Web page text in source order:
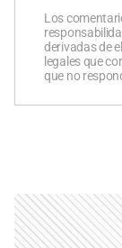
Los
derivadas de
legales que
que no